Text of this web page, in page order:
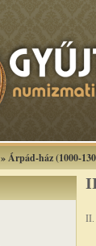
»Árpád-ház (1000-
II.